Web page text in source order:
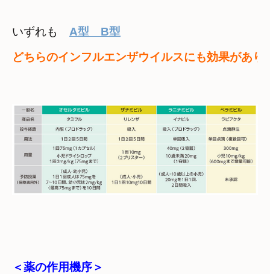
いずれも A型　B型
どちらのインフルエンザウイルスにも効果があり
＜薬の作用機序＞